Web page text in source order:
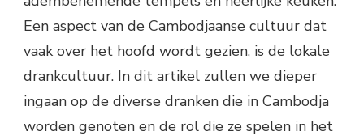
Een aspect van de Cambodjaanse cultuur dat
vaak over het hoofd wordt gezien, is de lokale
drankcultuur. In dit artikel zullen we dieper
ingaan op de diverse dranken die in Cambodja
worden genoten en de rol die ze spelen in het